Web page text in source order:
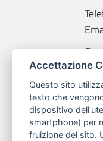
Accettazione
Questo sito
testo che
dispositivo
smartphone) per
fruizione del sito.